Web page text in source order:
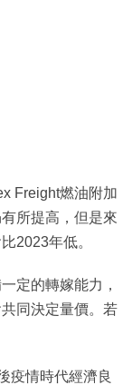
Freight燃油附加
所提高，但是來
2023年低。
定的轉嫁能力，
同決定量價。若
疫情時代經濟良